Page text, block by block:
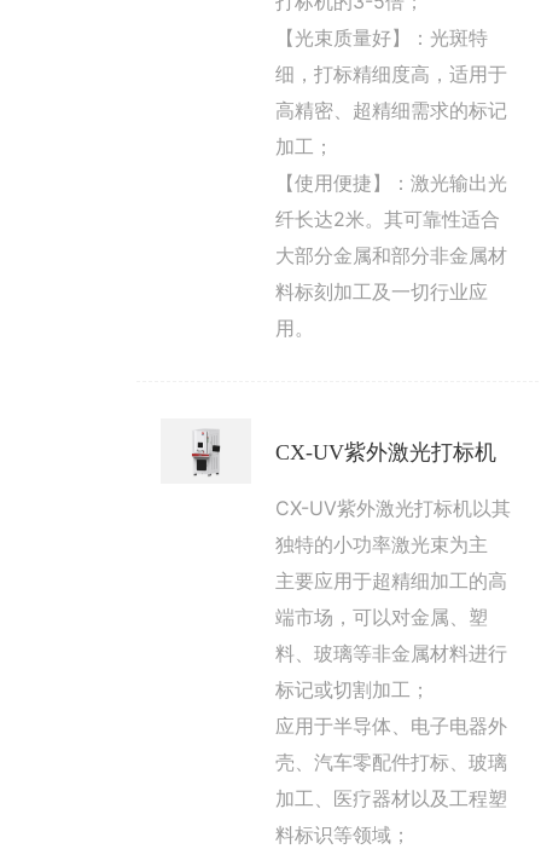
【光束质量好】：光斑特
细，打标精细度高，适用于
高精密、超精细需求的标记
加工；
【使用便捷】：激光输出光
纤长达2米。其可靠性适合
大部分金属和部分非金属材
料标刻加工及一切行业应
用。
CX-UV紫外激光打标机
CX-UV紫外激光打标机以其
独特的小功率激光束为主
主要应用于超精细加工的高
端市场，可以对金属、塑
料、玻璃等非金属材料进行
标记或切割加工；
应用于半导体、电子电器外
壳、汽车零配件打标、玻璃
加工、医疗器材以及工程塑
料标识等领域；